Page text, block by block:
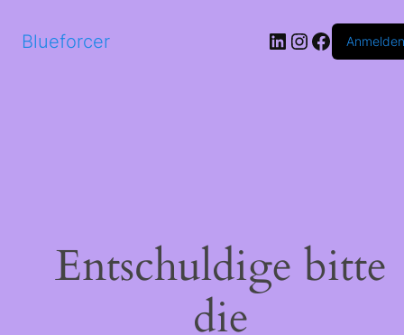
Blueforcer LinkedIn
Instagram
Anmelden
Entschuldige bitte
die